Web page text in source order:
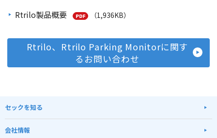
Rtrilo製品概要 （1,936KB）
Rtrilo、Rtrilo Parking Monitorに関す
るお問い合わせ
セックを知る
会社情報